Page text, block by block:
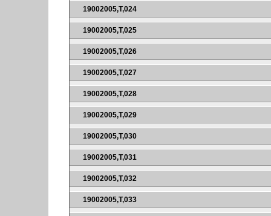
19002005,T,024
19002005,T,025
19002005,T,026
19002005,T,027
19002005,T,028
19002005,T,029
19002005,T,030
19002005,T,031
19002005,T,032
19002005,T,033